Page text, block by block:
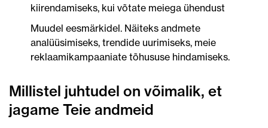
kiirendamiseks, kui võtate meiega ühendust
Muudel eesmärkidel. Näiteks andmete
analüüsimiseks, trendide uurimiseks, meie
reklaamikampaaniate tõhususe hindamiseks.
Millistel juhtudel on võimalik, et
jagame Teie andmeid